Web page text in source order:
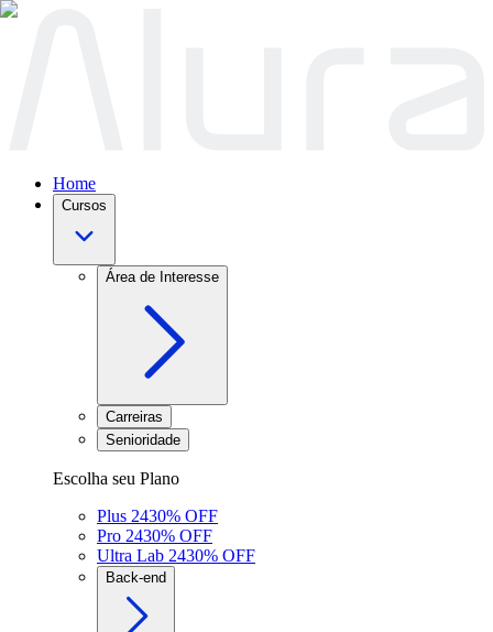
Home
Cursos
Área de Interesse
Carreiras
Senioridade
Escolha seu Plano
Plus 2430% OFF
Pro 2430% OFF
Ultra Lab 2430% OFF
Back-end